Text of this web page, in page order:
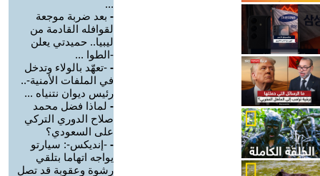
...
- بعد ضربة موجعة
لقوافله القادمة من
ليبيا.. حميدتي يعلن
-الطوا ...
- -تعهّد بالولاء وتدخل
في الملفات الأمنية-..
رئيس ديوان نتنياه ...
- لماذا فضل محمد
صلاح الدوري التركي
على السعودي؟
- -إنديكس-: سيارتو
يواجه اتهاما بتلقي
رشوة وعقوبة قد تصل